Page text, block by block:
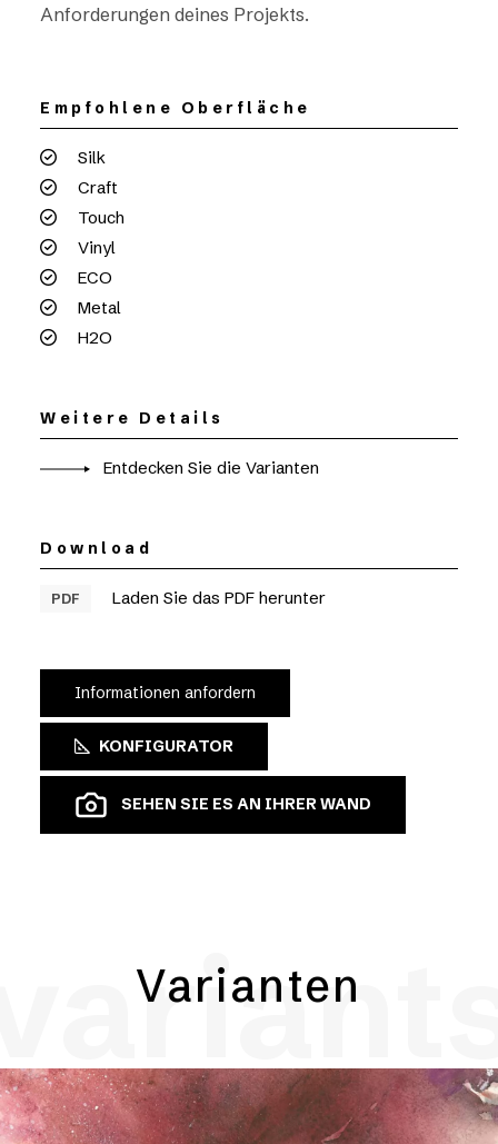
Anforderungen deines Projekts.
Empfohlene Oberfläche
Silk
Craft
Touch
Vinyl
ECO
Metal
H2O
Weitere Details
Entdecken Sie die Varianten
Download
PDF Laden Sie das PDF herunter
Informationen anfordern
KONFIGURATOR
SEHEN SIE ES AN IHRER WAND
Varianten